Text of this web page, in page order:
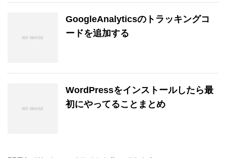
GoogleAnalyticsのトラッキングコ
ードを追加する
WordPressをインストールしたら最
初にやってることまとめ